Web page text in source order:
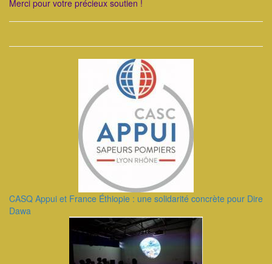
Merci pour votre précieux soutien !
CASQ Appui et France Éthiopie : une solidarité concrète pour Dire
Dawa